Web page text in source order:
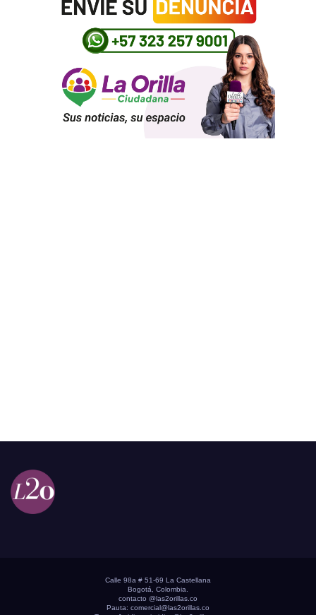
Calle 98a # 51-69 La Castellana
Bogotá, Colombia.
contacto @las2orillas.co
Pauta: comercial@las2orillas.co